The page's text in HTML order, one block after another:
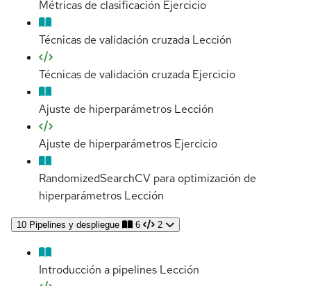
Métricas de clasificación Ejercicio
Técnicas de validación cruzada Lección
Técnicas de validación cruzada Ejercicio
Ajuste de hiperparámetros Lección
Ajuste de hiperparámetros Ejercicio
RandomizedSearchCV para optimización de
hiperparámetros Lección
10 Pipelines y despliegue 6 2
Introducción a pipelines Lección